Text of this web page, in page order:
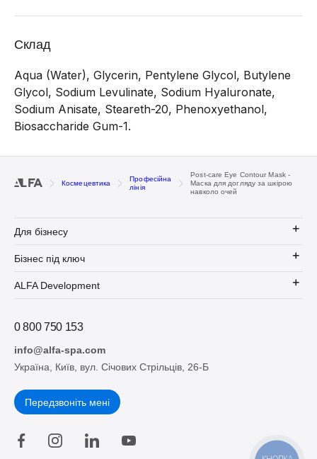
Склад
Aqua (Water), Glycerin, Pentylene Glycol, Butylene
Glycol, Sodium Levulinate, Sodium Hyaluronate,
Sodium Anisate, Steareth-20, Phenoxyethanol,
Biosaccharide Gum-1.
Космецевтика
Професійна
лінія
Post-care Eye Contour Mask -
Маска для догляду за шкірою
навколо очей
Для бізнесу
Бізнес під ключ
ALFA Development
0 800 750 153
info@alfa-spa.com
Україна, Київ, вул. Січових Стрільців, 26-Б
Передзвоніть мені